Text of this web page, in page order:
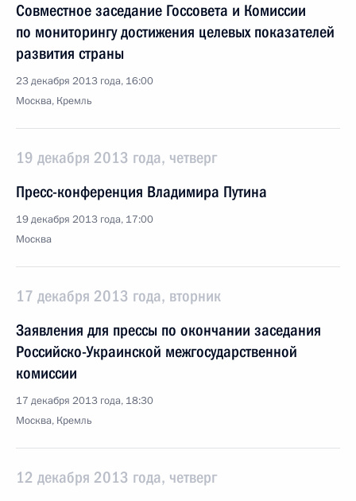
Совместное заседание Госсовета и Комиссии
по мониторингу достижения целевых показателей
развития страны
23 декабря 2013 года, 16:00
Москва, Кремль
19 декабря 2013 года, четверг
Пресс-конференция Владимира Путина
19 декабря 2013 года, 17:00
Москва
17 декабря 2013 года, вторник
Заявления для прессы по окончании заседания
Российско-Украинской межгосударственной
комиссии
17 декабря 2013 года, 18:30
Москва, Кремль
12 декабря 2013 года, четверг